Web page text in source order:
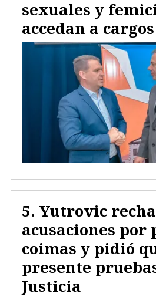
sexuales y
accedan a
Yutrovic
acusaciones por
coimas y pidió
presente
Justicia